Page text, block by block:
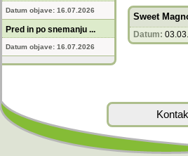
Datum objave: 16.07.2026
Pred in po snemanju ...
Datum objave: 16.07.2026
Sweet
Datum: